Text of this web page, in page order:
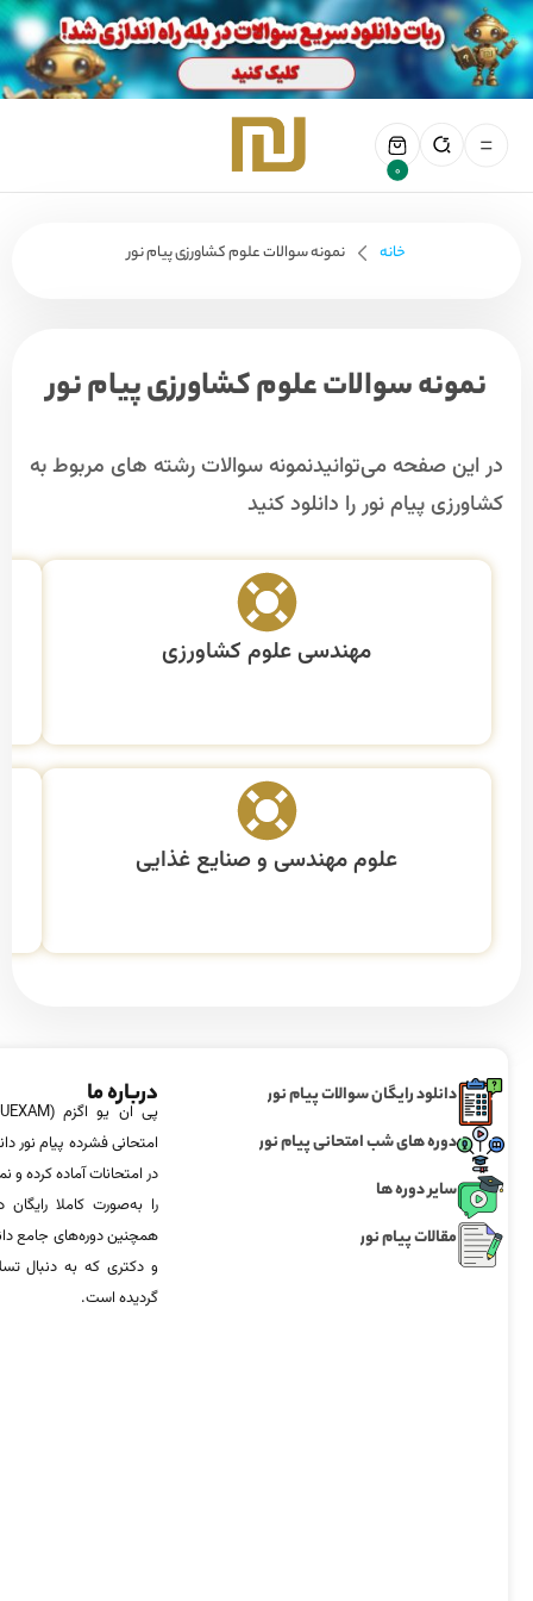
0
خانه نمونه سوالات علوم کشاورزی پیام نور
نمونه سوالات علوم کشاورزی پیام نور
در این صفحه می‌توانیدنمونه سوالات رشته های مربوط به
کشاورزی پیام نور را دانلود کنید
مهندسی علوم کشاورزی
علوم مهندسی و صنایع غذایی
دانلود رایگان سوالات پیام نور
دوره های شب امتحانی پیام نور
سایر دوره ها
مقالات پیام نور
درباره ما
امتحانی فشرده پیام نور
در امتحانات آماده‌ کرده
را به‌صورت کاملا
همچنین دوره‌های جامع
و دکتری که به دنبال
گردیده است.